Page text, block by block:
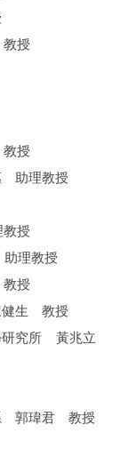
授
授
助理教授
授
理教授
授
健生 教授
研究所 黃兆立
郭瑋君 教授